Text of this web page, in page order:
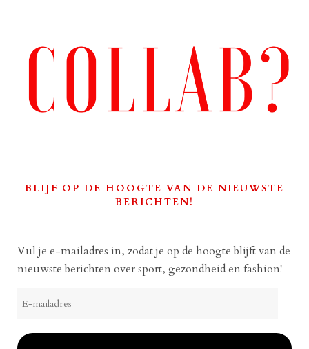
BLIJF OP DE HOOGTE VAN DE NIEUWSTE
BERICHTEN!
Vul je e-mailadres in, zodat je op de hoogte blijft van de
nieuwste berichten over sport, gezondheid en fashion!
mailadres